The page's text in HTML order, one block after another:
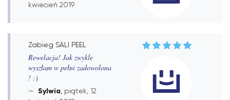
kwiecień 2019
Zabieg SALI PEEL
Rewelacja! Jak zwykle
wyszłam w pełni zadowolona
! :)
Sylwia , piątek, 12